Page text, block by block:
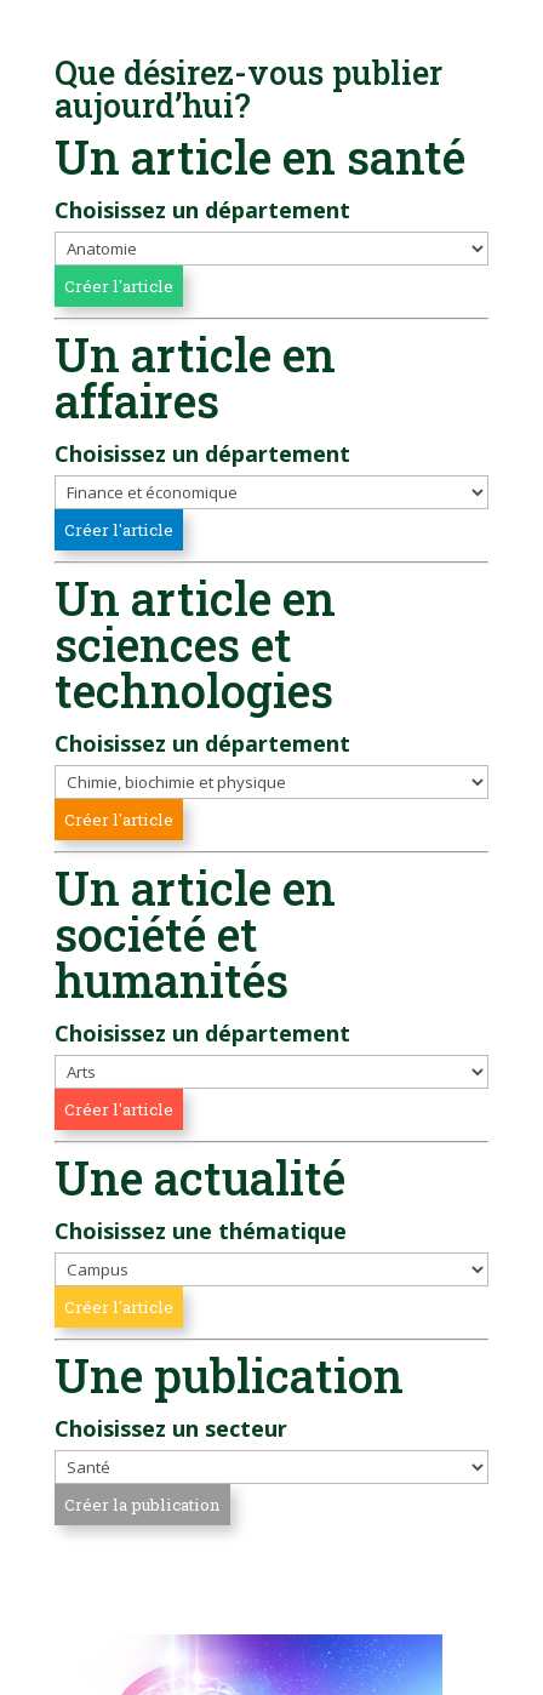
Que désirez-vous publier
aujourd’hui?
Un article en santé
Choisissez un département
Un article en
affaires
Choisissez un département
Un article en
sciences et
technologies
Choisissez un département
Un article en
société et
humanités
Choisissez un département
Une actualité
Choisissez une thématique
Une publication
Choisissez un secteur